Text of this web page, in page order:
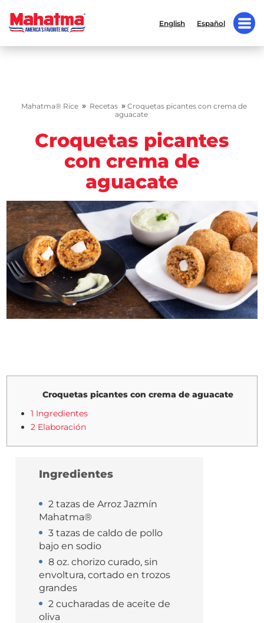
English Español
Mahatma® Rice » Recetas » Croquetas picantes con crema de
aguacate
Croquetas picantes
con crema de
aguacate
Croquetas picantes con crema de aguacate
1 Ingredientes
2 Elaboración
Ingredientes
2 tazas de Arroz Jazmín
Mahatma®
3 tazas de caldo de pollo
bajo en sodio
8 oz. chorizo curado, sin
envoltura, cortado en trozos
grandes
2 cucharadas de aceite de
oliva